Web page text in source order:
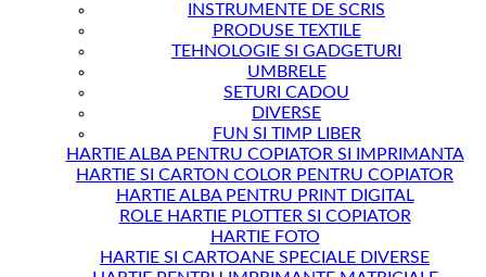
INSTRUMENTE DE SCRIS
PRODUSE TEXTILE
TEHNOLOGIE SI GADGETURI
UMBRELE
SETURI CADOU
DIVERSE
FUN SI TIMP LIBER
HARTIE ALBA PENTRU COPIATOR SI IMPRIMANTA
HARTIE SI CARTON COLOR PENTRU COPIATOR
HARTIE ALBA PENTRU PRINT DIGITAL
ROLE HARTIE PLOTTER SI COPIATOR
HARTIE FOTO
HARTIE SI CARTOANE SPECIALE DIVERSE